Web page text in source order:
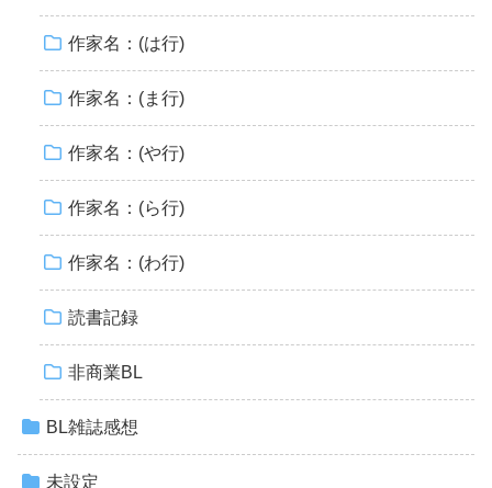
作家名：(は行)
作家名：(ま行)
作家名：(や行)
作家名：(ら行)
作家名：(わ行)
読書記録
非商業BL
BL雑誌感想
未設定